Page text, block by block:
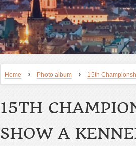
Home › Photo album › 15th
15TH
SHOW A